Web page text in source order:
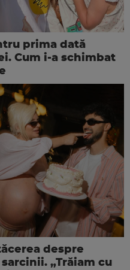
prima dată
Cum i-a schimbat
despre
„Trăiam cu